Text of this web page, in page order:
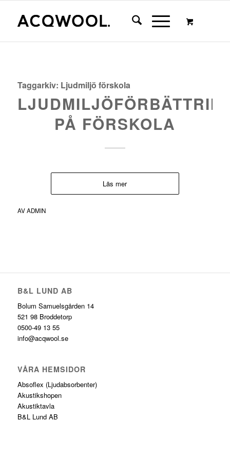
Taggarkiv: Ljudmiljö förskola
PÅ FÖRSKOLA
Läs mer
AVADMIN
B&L LUND AB
Bolum Samuelsgården 14
521 98 Broddetorp
0500-49 13 55
info@acqwool.se
VÅRA HEMSIDOR
Absoflex (Ljudabsorbenter)
Akustikshopen
Akustiktavla
B&L Lund AB